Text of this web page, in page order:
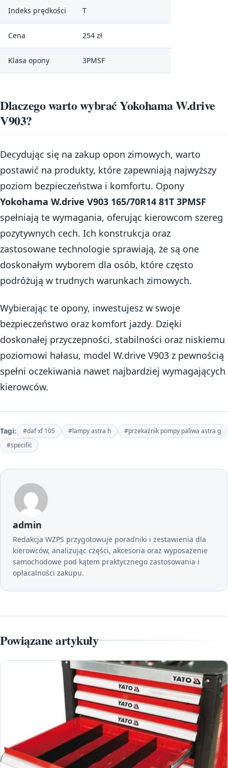
Indeks prędkości T
Cena 254 zł
Klasa opony 3PMSF
Dlaczego warto wybrać Yokohama W.drive
V903?
Decydując się na zakup opon zimowych, warto
postawić na produkty, które zapewniają najwyższy
poziom bezpieczeństwa i komfortu. Opony
Yokohama W.drive V903 165/70R14 81T 3PMSF
spełniają te wymagania, oferując kierowcom szereg
pozytywnych cech. Ich konstrukcja oraz
zastosowane technologie sprawiają, że są one
doskonałym wyborem dla osób, które często
podróżują w trudnych warunkach zimowych.
Wybierając te opony, inwestujesz w swoje
bezpieczeństwo oraz komfort jazdy. Dzięki
doskonałej przyczepności, stabilności oraz niskiemu
poziomowi hałasu, model W.drive V903 z pewnością
spełni oczekiwania nawet najbardziej wymagających
kierowców.
Tagi: #daf xf 105 #lampy astra h
#przekaźnik pompy paliwa astra g
#specific
admin
Redakcja WZPS przygotowuje poradniki i zestawienia dla
kierowców, analizując części, akcesoria oraz wyposażenie
samochodowe pod kątem praktycznego zastosowania i
opłacalności zakupu.
Powiązane artykuły